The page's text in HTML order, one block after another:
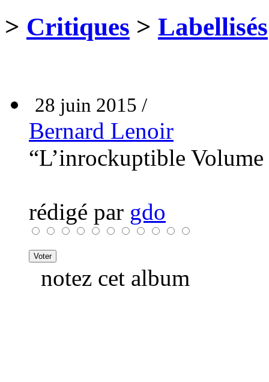
> Critiques > Labellisés
28 juin 2015 /
Bernard Lenoir
“L’inrockuptible
rédigé par gdo
notez cet album